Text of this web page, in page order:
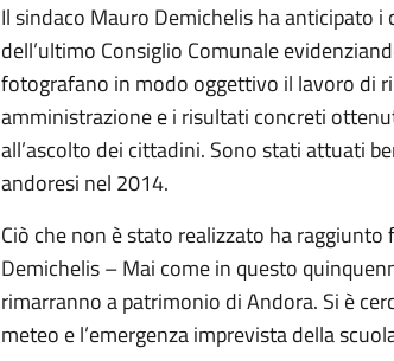
Il sindaco Mauro Demichelis ha anticipato
dell’ultimo Consiglio Comunale
fotografano in modo oggettivo il lavoro di
amministrazione e i risultati concreti
all’ascolto dei cittadini. Sono stati attuati
andoresi nel 2014.
Ciò che non è stato realizzato ha
Demichelis – Mai come in questo
rimarranno a patrimonio di Andora. Si è
meteo e l’emergenza imprevista della